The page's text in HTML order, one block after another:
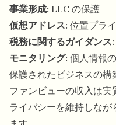
事業形成: LLC の保護
仮想アドレス: 位置プラ
税務に関するガイダンス
モニタリング: 個人情報
保護されたビジネスの構
ファンビューの収入は
ライバシーを維持しな